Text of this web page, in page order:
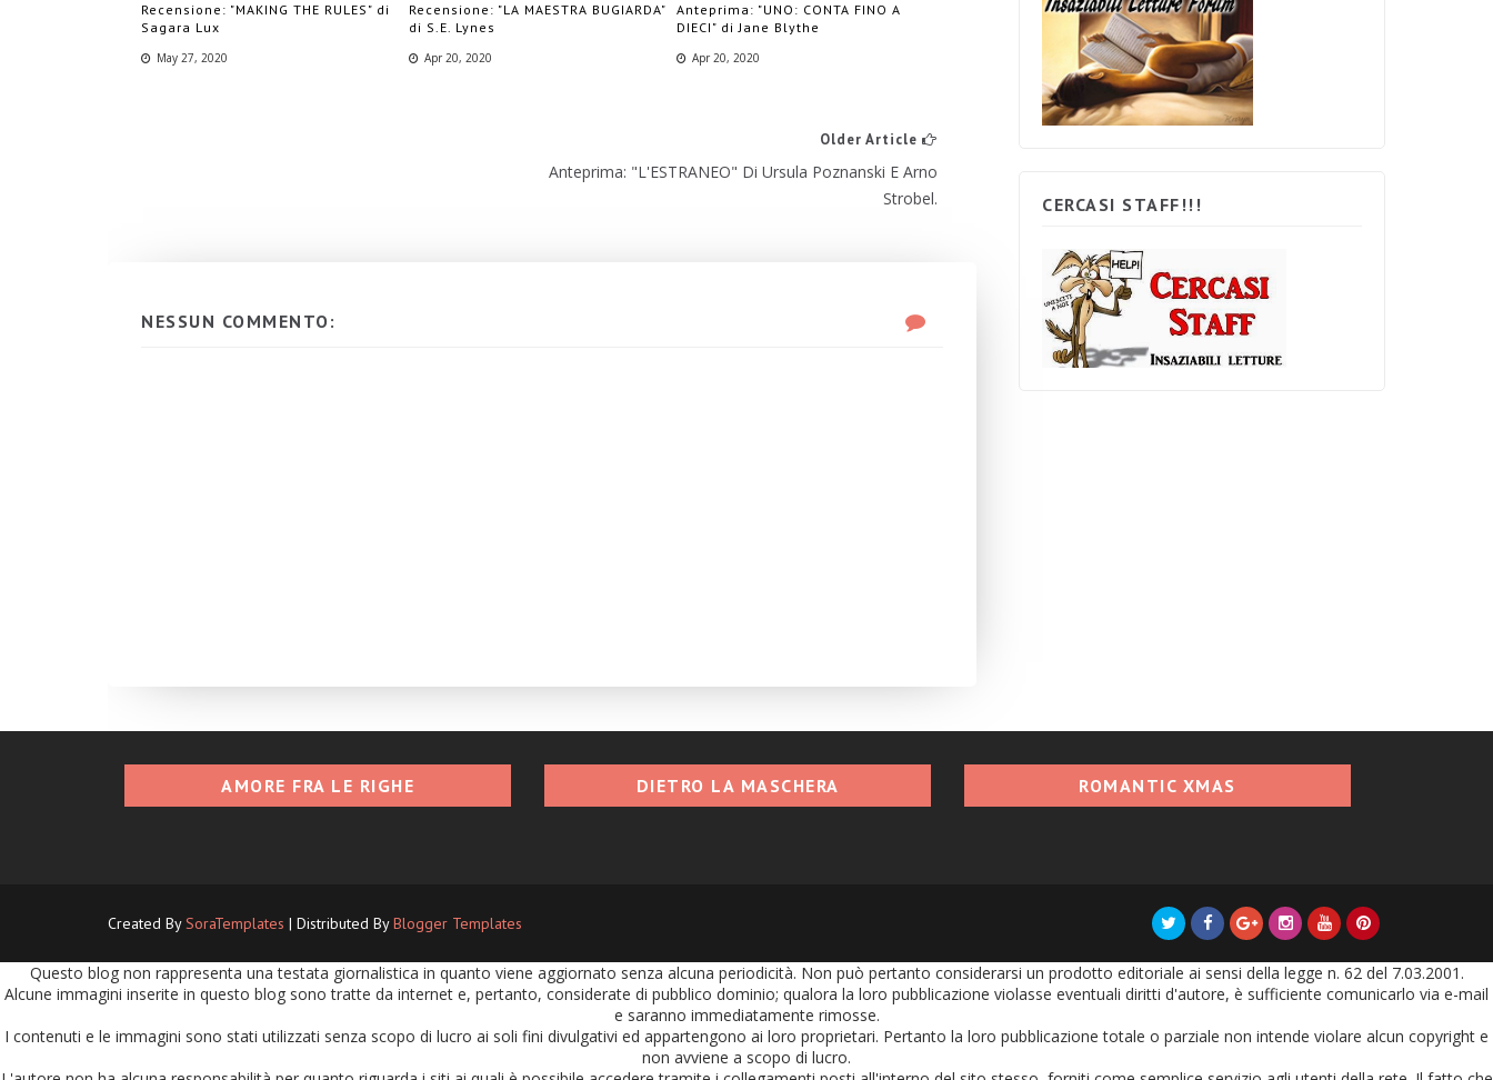
Recensione: "MAKING THE RULES" di
Sagara Lux
May 27, 2020
Recensione: "LA MAESTRA BUGIARDA"
di S.E. Lynes
Apr 20, 2020
Anteprima: "UNO: CONTA FINO A
DIECI" di Jane Blythe
Apr 20, 2020
Older Article
Anteprima: "L'ESTRANEO" Di Ursula Poznanski E Arno
Strobel.
NESSUN COMMENTO:
CERCASI STAFF!!!
AMORE FRA LE RIGHE DIETRO LA MASCHERA ROMANTIC XMAS
Created BySoraTemplates | Distributed ByBlogger Templates
Questo blog non rappresenta una testata giornalistica in quanto viene aggiornato senza alcuna periodicità. Non può pertanto considerarsi un prodotto editoriale ai sensi della legge n. 62 del 7.03.2001.
Alcune immagini inserite in questo blog sono tratte da internet e, pertanto, considerate di pubblico dominio; qualora la loro pubblicazione violasse eventuali diritti d'autore, è sufficiente comunicarlo via e-mail
e saranno immediatamente rimosse.
I contenuti e le immagini sono stati utilizzati senza scopo di lucro ai soli fini divulgativi ed appartengono ai loro proprietari. Pertanto la loro pubblicazione totale o parziale non intende violare alcun copyright e
non avviene a scopo di lucro.